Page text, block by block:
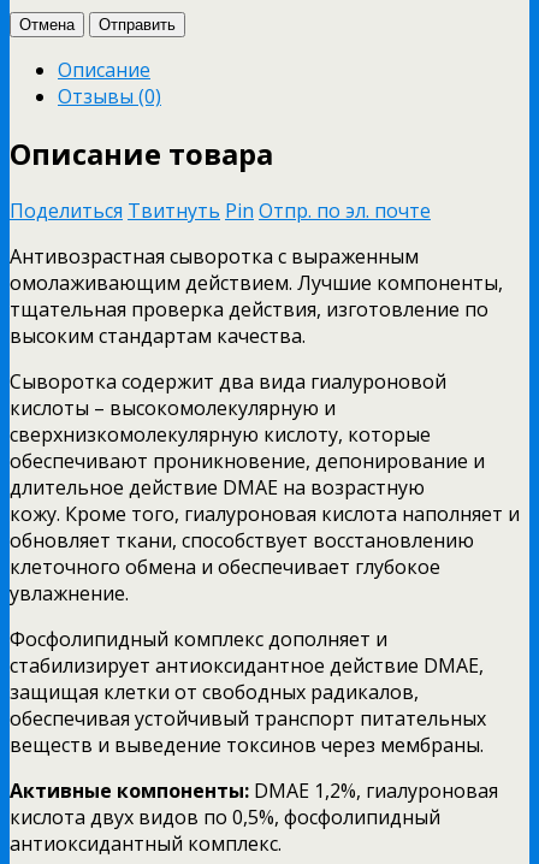
Отмена Отправить
Описание
Отзывы (0)
Описание товара
Поделиться Твитнуть Pin Отпр. по эл. почте
Антивозрастная сыворотка с выраженным
омолаживающим действием. Лучшие компоненты,
тщательная проверка действия, изготовление по
высоким стандартам качества.
Сыворотка содержит два вида гиалуроновой
кислоты – высокомолекулярную и
сверхнизкомолекулярную кислоту, которые
обеспечивают проникновение, депонирование и
длительное действие DMAE на возрастную
кожу. Кроме того, гиалуроновая кислота наполняет и
обновляет ткани, способствует восстановлению
клеточного обмена и обеспечивает глубокое
увлажнение.
Фосфолипидный комплекс дополняет и
стабилизирует антиоксидантное действие DMAE,
защищая клетки от свободных радикалов,
обеспечивая устойчивый транспорт питательных
веществ и выведение токсинов через мембраны.
Активные компоненты: DMAE 1,2%, гиалуроновая
кислота двух видов по 0,5%, фосфолипидный
антиоксидантный комплекс.